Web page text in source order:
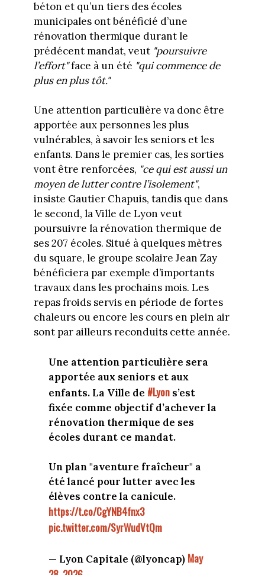
béton et qu’un tiers des écoles
municipales ont bénéficié d’une
rénovation thermique durant le
prédécent mandat, veut "poursuivre
l’effort"face à un été "qui commence de
plus en plus tôt."
Une attention particulière va donc être
apportée aux personnes les plus
vulnérables, à savoir les seniors et les
enfants. Dans le premier cas, les sorties
vont être renforcées, "ce qui est aussi un
moyen de lutter contre l’isolement",
insiste Gautier Chapuis, tandis que dans
le second, la Ville de Lyon veut
poursuivre la rénovation thermique de
ses 207 écoles. Situé à quelques mètres
du square, le groupe scolaire Jean Zay
bénéficiera par exemple d’importants
travaux dans les prochains mois. Les
repas froids servis en période de fortes
chaleurs ou encore les cours en plein air
sont par ailleurs reconduits cette année.
Une attention particulière sera
apportée aux seniors et aux
enfants. La Ville de #Lyon s’est
fixée comme objectif d’achever la
rénovation thermique de ses
écoles durant ce mandat.
Un plan "aventure fraîcheur" a
été lancé pour lutter avec les
élèves contre la canicule.
https://t.co/CgYNB4fnx3
pic.twitter.com/SyrWudVtQm
— Lyon Capitale (@lyoncap) May